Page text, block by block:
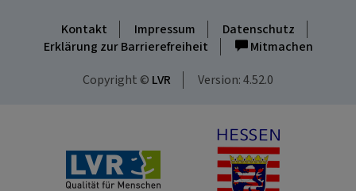
Kontakt Impressum
Datenschutz
Erklärung zur Barrierefreiheit
Mitmachen
Copyright © LVR Version: 4.52.0